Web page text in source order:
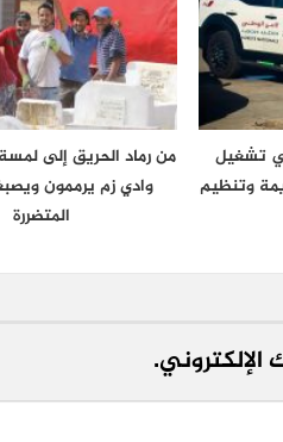
تشغيل
وتنظيم
من رماد الحريق إلى
وادي زم يرممون
المتضررة